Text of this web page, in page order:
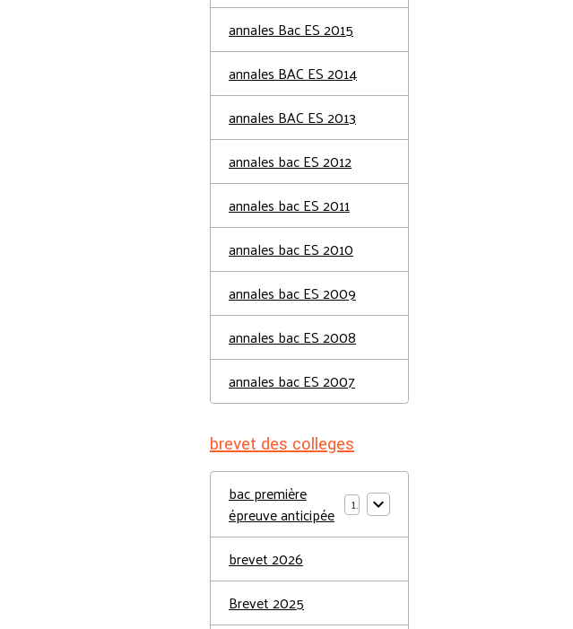
annales Bac ES 2015
annales BAC ES 2014
annales BAC ES 2013
annales bac ES 2012
annales bac ES 2011
annales bac ES 2010
annales bac ES 2009
annales bac ES 2008
annales bac ES 2007
brevet des colleges
bac première
épreuve anticipée
1
brevet 2026
Brevet 2025